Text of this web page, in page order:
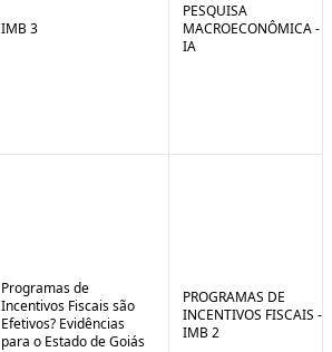
IMB 3
PESQUISA
MACROECONÔMICA -
IA
Programas de
Incentivos Fiscais são
Efetivos? Evidências
para o Estado de Goiás
PROGRAMAS DE
INCENTIVOS FISCAIS -
IMB 2